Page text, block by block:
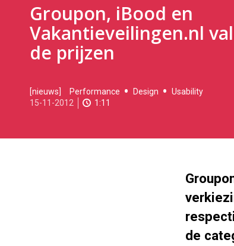
Groupon, iBood en
Vakantieveilingen.nl
de prijzen
2012-
11-
05-
[nieuws] Performance Design
Usability
15-11-2012
1:11
de